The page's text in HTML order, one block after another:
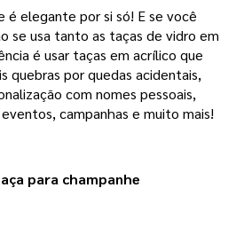
é elegante por si só! E se você
se usa tanto as taças de vidro em
é usar taças em acrílico que
quebras por quedas acidentais,
com nomes pessoais,
campanhas e muito mais!
para champanhe